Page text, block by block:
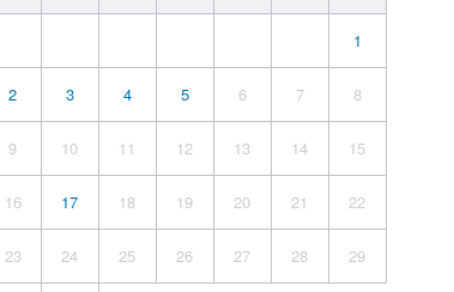
1
2 3 4 5 6 7 8
9 10 11 12 13 14 15
16 17 18 19 20 21 22
23 24 25 26 27 28 29